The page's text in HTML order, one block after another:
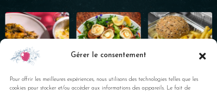
Gérer le consentement
Pour offrir les meilleures expériences, nous utilisons des technologies telles que les
cookies pour stocker et/ou accéder aux informations des appareils. Le fait de